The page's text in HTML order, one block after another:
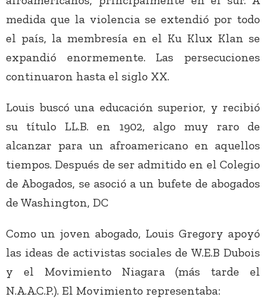
medida que la violencia se extendió por todo
el país, la membresía en el Ku Klux Klan se
expandió enormemente. Las persecuciones
continuaron hasta el siglo XX.
Louis buscó una educación superior, y recibió
su título LL.B. en 1902, algo muy raro de
alcanzar para un afroamericano en aquellos
tiempos. Después de ser admitido en el Colegio
de Abogados, se asoció a un bufete de abogados
de Washington, DC
Como un joven abogado, Louis Gregory apoyó
las ideas de activistas sociales de W.E.B Dubois
y el Movimiento Niagara (más tarde el
N.A.A.C.P.). El Movimiento representaba: